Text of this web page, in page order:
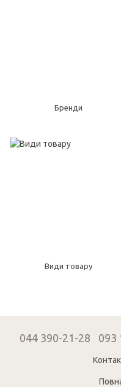
Бренди
Види товару
044 390-21-28 093